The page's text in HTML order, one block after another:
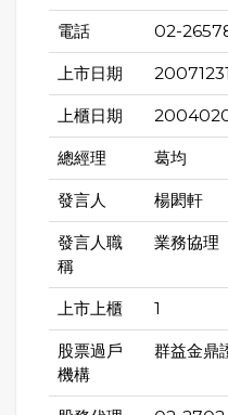
電話 02-
上市日期 20071231
上櫃日期
總經理 葛均
發言人 楊閎軒
發言人職
稱
業務協理
上市上櫃 1
股票過戶
機構
群益金鼎